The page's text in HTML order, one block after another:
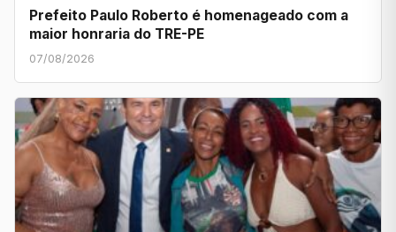
Prefeito Paulo Roberto é homenageado com a
maior honraria do TRE-PE
07/08/2026